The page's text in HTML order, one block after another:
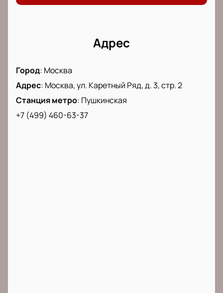
Купить билеты на концертможно на нашем сайте.
возможность насладиться выдающимся
исполнением Реквиема Дж. Верди в Театре Новая
Адрес
Город: Москва
Адрес: Москва, ул. Каретный Ряд, д. 3, стр. 2
Станция метро: Пушкинская
+7 (499) 460-63-37